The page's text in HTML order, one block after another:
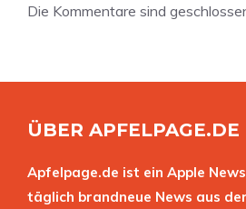
Die Kommentare sind
ÜBER APFELPAGE.DE
Apfelpage.de ist ein Apple
täglich brandneue News aus